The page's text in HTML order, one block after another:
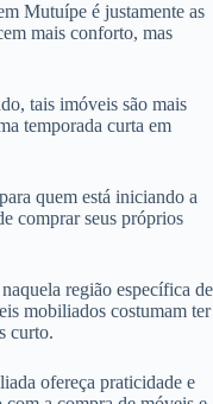
Mutuípe é justamente as
mais conforto, mas
tais imóveis são mais
temporada curta em
quem está iniciando a
comprar seus próprios
região específica de
mobiliados costumam ter
curto.
ofereça praticidade e